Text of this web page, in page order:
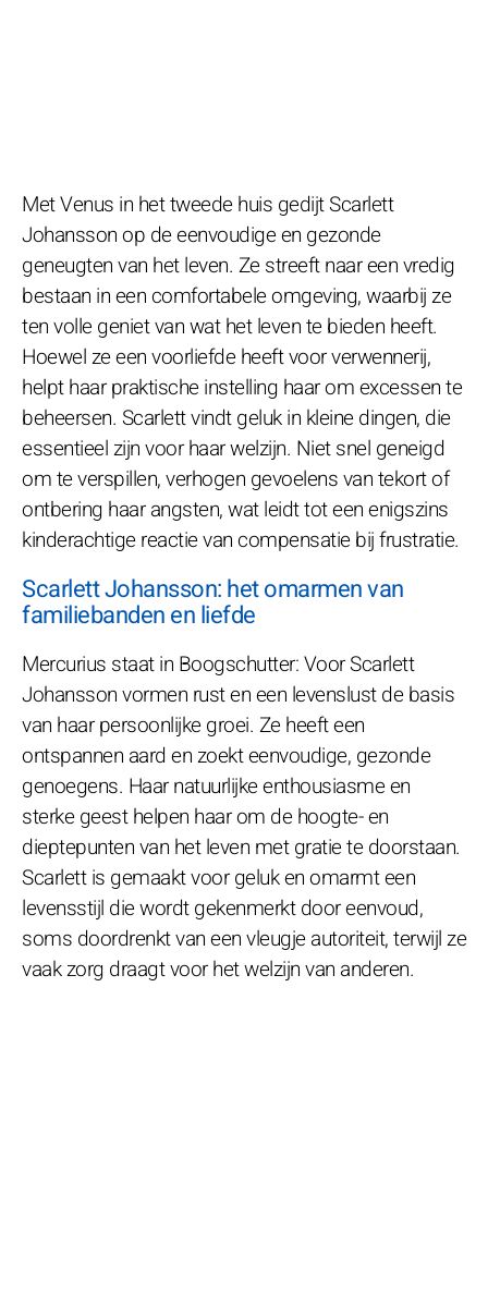
Met Venus in het tweede huis gedijt Scarlett
Johansson op de eenvoudige en gezonde
geneugten van het leven. Ze streeft naar een vredig
bestaan in een comfortabele omgeving, waarbij ze
ten volle geniet van wat het leven te bieden heeft.
Hoewel ze een voorliefde heeft voor verwennerij,
helpt haar praktische instelling haar om excessen te
beheersen. Scarlett vindt geluk in kleine dingen, die
essentieel zijn voor haar welzijn. Niet snel geneigd
om te verspillen, verhogen gevoelens van tekort of
ontbering haar angsten, wat leidt tot een enigszins
kinderachtige reactie van compensatie bij frustratie.
Scarlett Johansson: het omarmen van
familiebanden en liefde
Mercurius staat in Boogschutter: Voor Scarlett
Johansson vormen rust en een levenslust de basis
van haar persoonlijke groei. Ze heeft een
ontspannen aard en zoekt eenvoudige, gezonde
genoegens. Haar natuurlijke enthousiasme en
sterke geest helpen haar om de hoogte- en
dieptepunten van het leven met gratie te doorstaan.
Scarlett is gemaakt voor geluk en omarmt een
levensstijl die wordt gekenmerkt door eenvoud,
soms doordrenkt van een vleugje autoriteit, terwijl ze
vaak zorg draagt voor het welzijn van anderen.